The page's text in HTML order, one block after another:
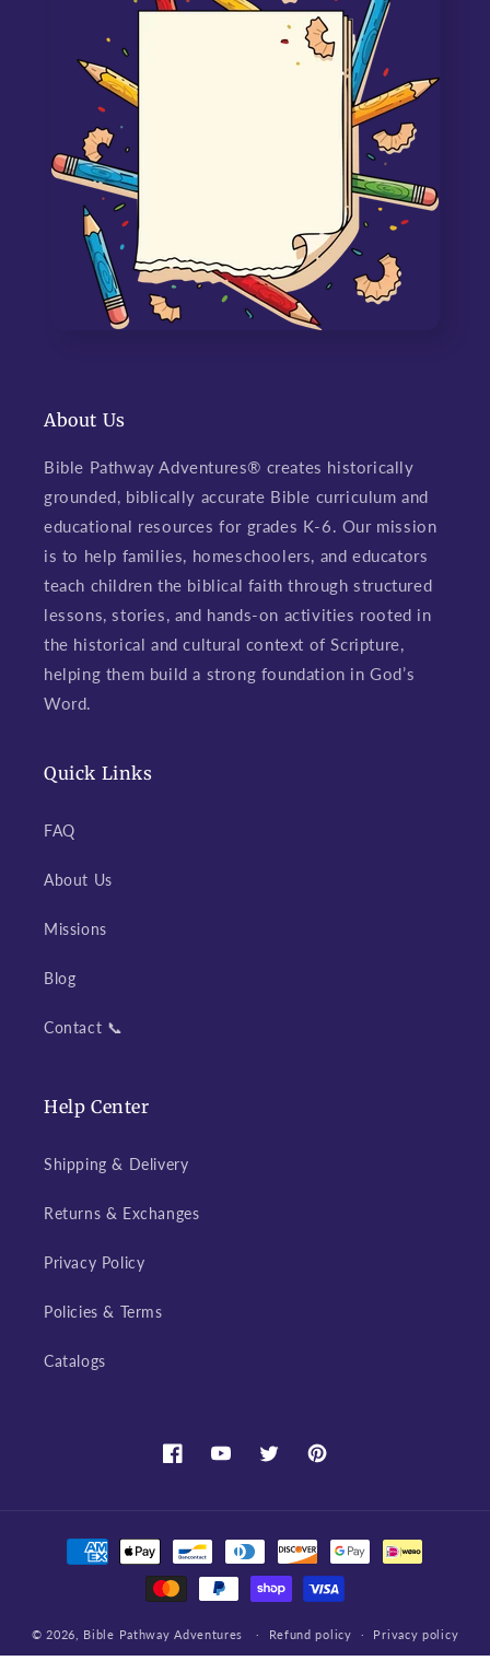
About Us
Bible Pathway Adventures® creates historically
grounded, biblically accurate Bible curriculum and
educational resources for grades K-6. Our mission
is to help families, homeschoolers, and educators
teach children the biblical faith through structured
lessons, stories, and hands-on activities rooted in
the historical and cultural context of Scripture,
helping them build a strong foundation in God’s
Word.
Quick Links
FAQ
About Us
Missions
Blog
Contact 📞
Help Center
Shipping & Delivery
Returns & Exchanges
Privacy Policy
Policies & Terms
Catalogs
FacebookYouTubeTwitterPinterest
Payment
methods
© 2026, Bible Pathway Adventures Refund policy Privacy policy